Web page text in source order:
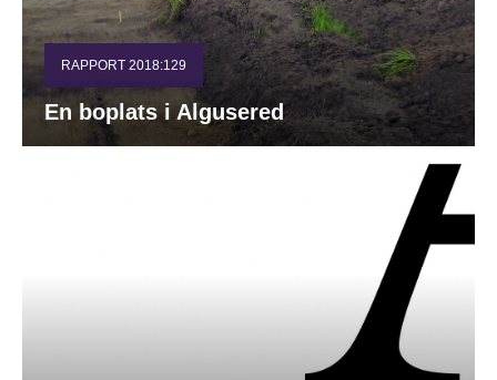
RAPPORT 2018:129
En boplats i Algusered